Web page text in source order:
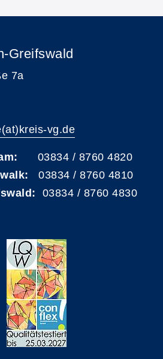
Greifswald
7a
vg.de
03834 / 8760 4820
03834 / 8760 4810
03834 / 8760 4830